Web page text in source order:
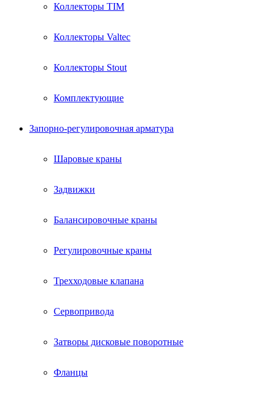
Коллекторы TIM
Коллекторы Valtec
Коллекторы Stout
Комплектующие
Запорно-регулировочная арматура
Шаровые краны
Задвижки
Балансировочные краны
Регулировочные краны
Трехходовые клапана
Сервопривода
Затворы дисковые поворотные
Фланцы